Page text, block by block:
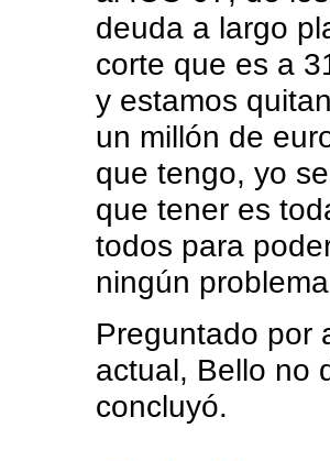
deuda a largo
corte que es a
y estamos
un millón de
que tengo, yo
que tener es
todos para
ningún
Preguntado por
actual, Bello no
concluyó.